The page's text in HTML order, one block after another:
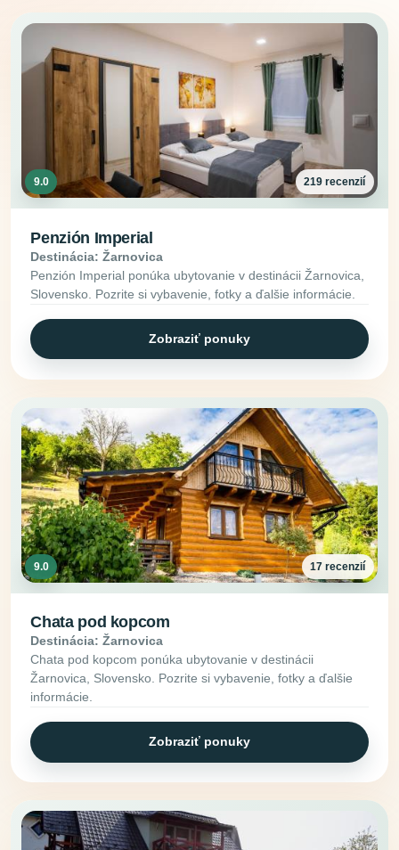
9.0 219 recenzií
Penzión Imperial
Destinácia: Žarnovica
Penzión Imperial ponúka ubytovanie v destinácii Žarnovica,
Slovensko. Pozrite si vybavenie, fotky a ďalšie informácie.
Zobraziť ponuky
9.0 17 recenzií
Chata pod kopcom
Destinácia: Žarnovica
Chata pod kopcom ponúka ubytovanie v destinácii
Žarnovica, Slovensko. Pozrite si vybavenie, fotky a ďalšie
informácie.
Zobraziť ponuky